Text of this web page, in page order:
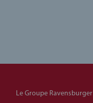
Le Groupe Ravensburger